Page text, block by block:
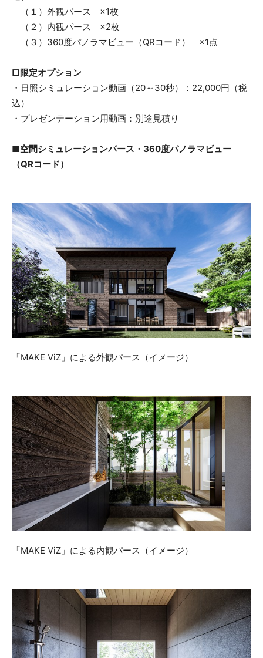
（１）外観パース ×1枚
（２）内観パース ×2枚
（３）360度パノラマビュー（QRコード） ×1点
□限定オプション
・日照シミュレーション動画（20～30秒）：22,000円（税
込）
・プレゼンテーション用動画：別途見積り
■空間シミュレーションパース・360度パノラマビュー
（QRコード）
「MAKE ViZ」による外観パース（イメージ）
「MAKE ViZ」による内観パース（イメージ）